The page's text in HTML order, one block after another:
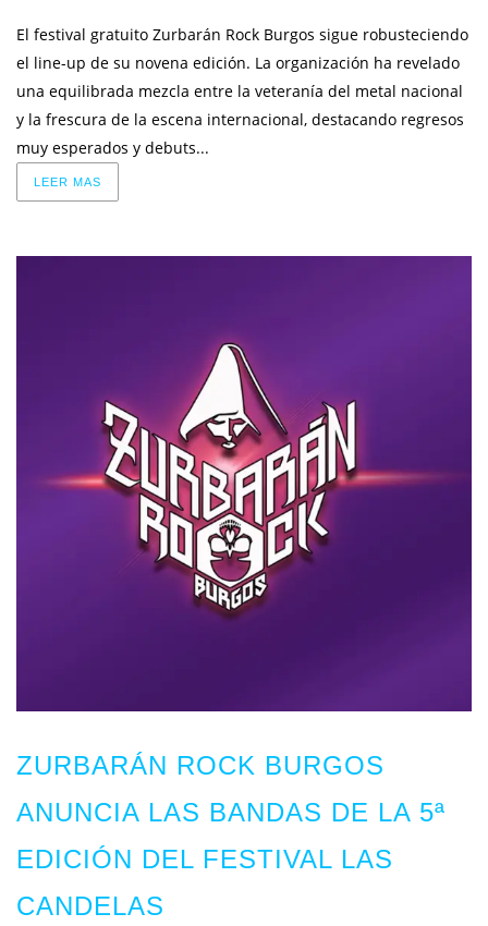
El festival gratuito Zurbarán Rock Burgos sigue robusteciendo
el line-up de su novena edición. La organización ha revelado
una equilibrada mezcla entre la veteranía del metal nacional
y la frescura de la escena internacional, destacando regresos
muy esperados y debuts...
LEER MAS
ZURBARÁN ROCK BURGOS
ANUNCIA LAS BANDAS DE LA 5ª
EDICIÓN DEL FESTIVAL LAS
CANDELAS